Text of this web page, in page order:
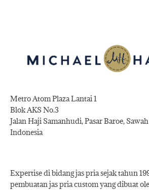
Metro Atom Plaza Lantai 1
Blok AKS No.3
Jalan Haji Samanhudi, Pasar Baroe,
Indonesia
Expertise di bidang jas pria sejak tahun
pembuatan jas pria custom yang dibuat